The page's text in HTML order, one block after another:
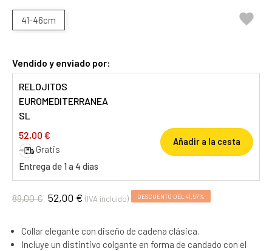
41-46cm 
Vendido y enviado por:
RELOJITOS
EUROMEDITERRANEA
SL
52,00 €
Gratis
Entrega de 1 a 4 días
Añadir a la cesta
89,00 € 52,00 € (IVA incluido) DESCUENTO DEL 41,57%
Collar elegante con diseño de cadena clásica.
Incluye un distintivo colgante en forma de candado con el